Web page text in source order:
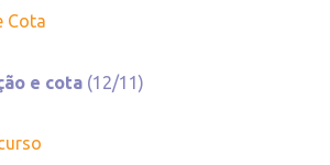
Cota
e cota (12/11)